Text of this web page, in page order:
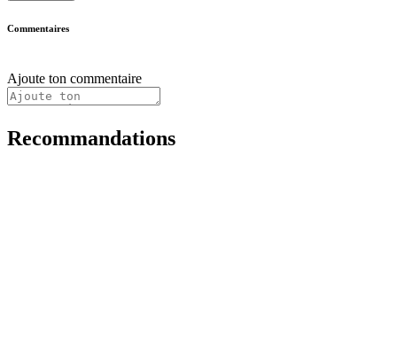
Commentaires
Ajoute ton commentaire
Recommandations